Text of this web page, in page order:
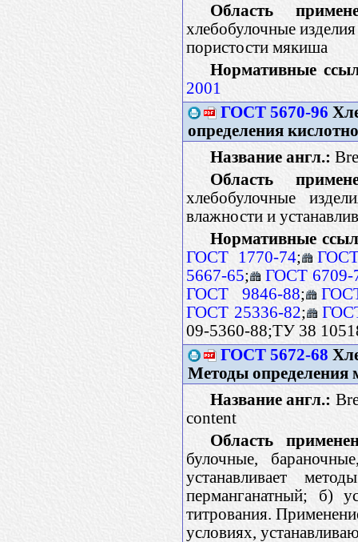
Область
хлебобулочные
пористости мякиша
Нормативные
2001
ГОСТ 5670-96
определения
Название англ.:
Область
хлебобулочные
влажности и
Нормативные
ГОСТ 1770-74;
5667-65;
ГОСТ 6709-
ГОСТ 9846-88;
ГОСТ 25336-82;
09-5360-88;ТУ 38
ГОСТ 5672-68
Методы определения
Название англ.:
content
Область
булочные,
устанавливает
перманганатный; б)
титрования.
условиях,